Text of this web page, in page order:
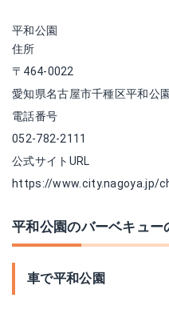
平和公園
住所
〒464-0022
愛知県名古屋市千種区平和公
電話番号
052-782-2111
公式サイトURL
https://www.city.nagoya.jp/
平和公園のバーベキュー
車で平和公園